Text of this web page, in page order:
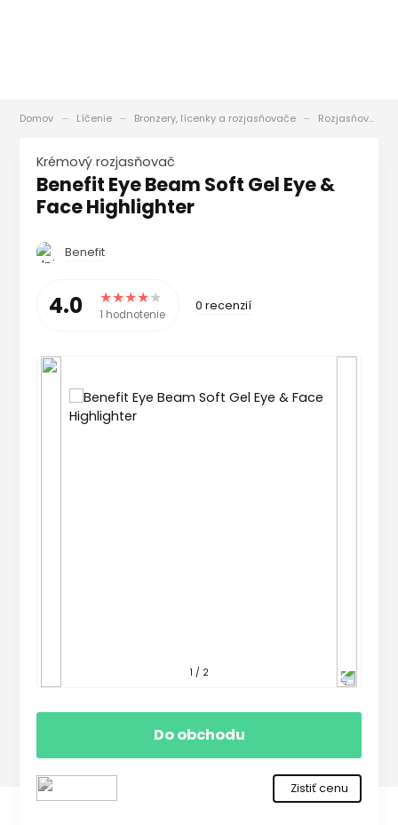
Domov Líčenie Bronzery, lícenky a rozjasňovače Rozjasňovače
Krémový rozjasňovač
Benefit Eye Beam Soft Gel Eye &
Face Highlighter
Benefit
4.0 1 hodnotenie
0 recenzií
1 / 2
Do obchodu
Zistiť cenu